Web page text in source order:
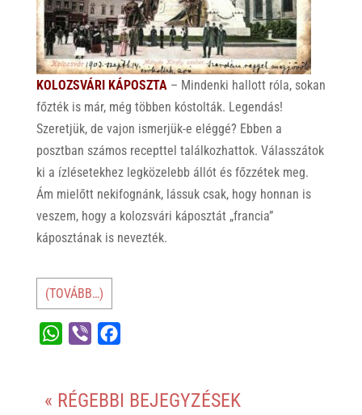
KOLOZSVÁRI KÁPOSZTA– Mindenki hallott róla, sokan
főzték is már, még többen kóstolták. Legendás!
Szeretjük, de vajon ismerjük-e eléggé? Ebben a
posztban számos recepttel találkozhattok. Válasszátok
ki a ízlésetekhez legközelebb állót és főzzétek meg.
Ám mielőtt nekifognánk, lássuk csak, hogy honnan is
veszem, hogy a kolozsvári káposztát „francia”
káposztának is nevezték.
(TOVÁBB…)
t
e
« RÉGEBBI BEJEGYZÉSEK